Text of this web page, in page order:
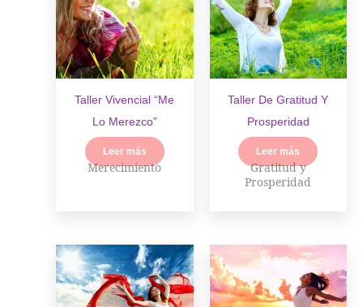
Taller Vivencial “Me
Lo Merezco”
Leer más
Merecimiento
Taller De Gratitud Y
Prosperidad
Leer más
Gratitud y
Prosperidad